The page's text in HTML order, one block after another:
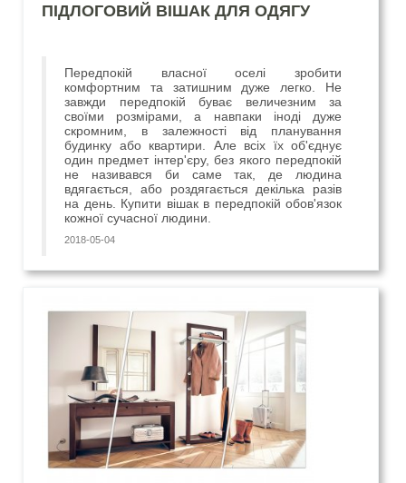
ПІДЛОГОВИЙ ВІШАК ДЛЯ ОДЯГУ
Передпокій власної оселі зробити
комфортним та затишним дуже легко. Не
завжди передпокій буває величезним за
своїми розмірами, а навпаки іноді дуже
скромним, в залежності від планування
будинку або квартири. Але всіх їх об'єднує
один предмет інтер'єру, без якого передпокій
не називався би саме так, де людина
вдягається, або роздягається декілька разів
на день. Купити вішак в передпокій обов'язок
кожної сучасної людини.
2018-05-04